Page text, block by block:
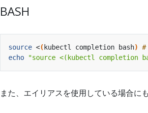
BASH
source <( kubectl completion bash)
#
echo
"source <(kubectl completion
また、エイリアスを使用している場合にも